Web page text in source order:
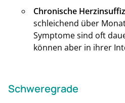
Chronische
schleichend über
Symptome sind oft
können aber in ihrer
Schweregrade